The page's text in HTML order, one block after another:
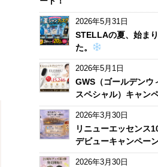
2026年5月31日
STELLAの夏、始ま
た。
2026年5月1日
GWS（ゴールデンウ
スペシャル）キャン
2026年3月30日
リニューエッセンス
デビューキャンペー
2026年3月30日